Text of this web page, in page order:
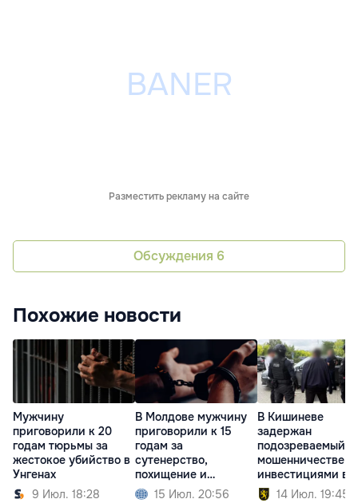
Разместить рекламу на сайте
Обсуждения 6
Похожие новости
Мужчину
приговорили к 20
годам тюрьмы за
жестокое убийство в
Унгенах
9 Июл. 18:28
В Молдове мужчину
приговорили к 15
годам за
сутенерство,
похищение и
изнасилование
15 Июл. 20:56
В Кишиневе
задержан
подозреваемый в
мошенничестве с
инвестициями в
недвижимость
14 Июл. 19:45